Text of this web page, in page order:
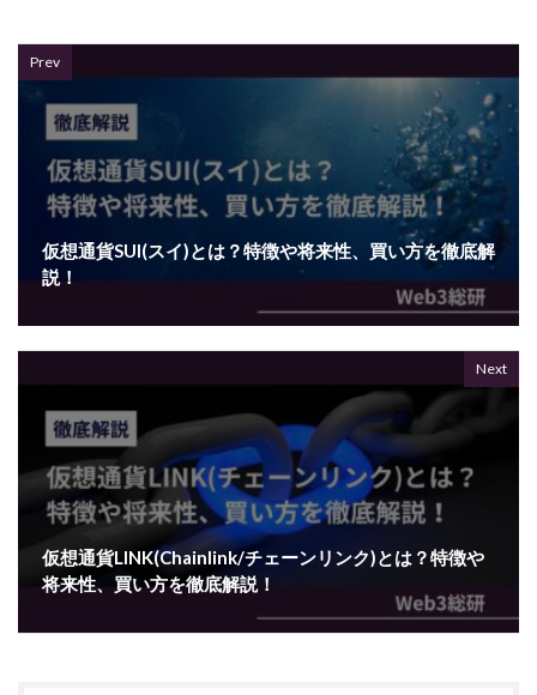
Prev
仮想通貨SUI(スイ)とは？特徴や将来性、買い方を徹底解
説！
Next
仮想通貨LINK(Chainlink/チェーンリンク)とは？特徴や
将来性、買い方を徹底解説！